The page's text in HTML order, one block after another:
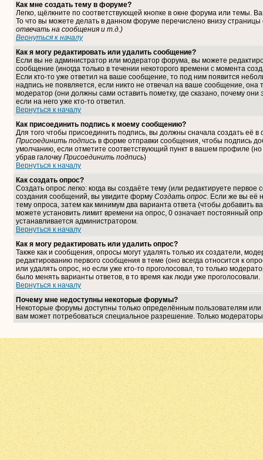
Как мне создать тему в форуме?
Легко, щёлкните по соответствующей кнопке в окне форума или темы.
То что вы можете делать в данном форуме перечислено внизу
отвечать на сообщения и т.д.)
Вернуться к началу
Как я могу редактировать или удалить сообщение?
Если вы не администратор или модератор форума, вы можете
сообщение (иногда только в течении некоторого времени с момента
Если кто-то уже ответил на ваше сообщение, то под ним появится
надпись не появляется, если никто не отвечал на ваше сообщение,
модератор (они должны сами оставить пометку, где сказано, почему
если на него уже кто-то ответил.
Вернуться к началу
Как присоединить подпись к моему сообщению?
Для того чтобы присоединить подпись, вы должны сначала создать её
Присоединить подпись в форме отправки сообщения, чтобы подпись
умолчанию, если отметите соответствующий пункт в вашем профиле
убрав галочку Присоединить подпись)
Вернуться к началу
Как создать опрос?
Создать опрос легко: когда вы создаёте тему (или редактируете
создания сообщений, вы увидите форму Создать опрос. Если же вы её
тему опроса, затем как минимум два варианта ответа (чтобы добавить
можете установить лимит времени на опрос, 0 означает постоянный
устанавливается администратором.
Вернуться к началу
Как я могу редактировать или удалить опрос?
Также как и сообщения, опросы могут удалять только их создатели,
редактированию первого сообщения в теме (оно всегда относится к
или удалять опрос, но если уже кто-то проголосовал, то только
было менять варианты ответов, в то время как люди уже проголосовали.
Вернуться к началу
Почему мне недоступны некоторые форумы?
Некоторые форумы доступны только определённым пользователям
вам может потребоваться специальное разрешение. Только